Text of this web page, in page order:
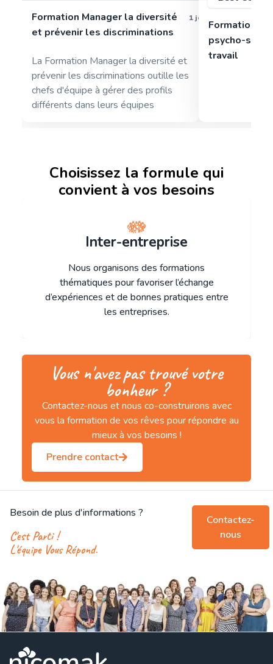
Formation Manager la diversité
et prévenir les discriminations
La Formation Manager la diversité et
prévenir les discriminations outille les
chefs d'équipe à gérer des profils
différents dans leurs équipes
1 jour
Formation
psycho-
travail
Choisissez la formule qui
convient à vos besoins
Inter-entreprise
Nous organisons des formations
thématiques pour favoriser l’échange
d’expériences et de bonnes pratiques entre
les entreprises.
Vous n'avez pas trouvé votre
bonheur ?
Contactez-nous et nous co-construirons avec
vous la formation de vos rêves pour répondre au
mieux à vos besoins !
Prendre contact
Besoin de plus d'informations ?
C'est Parti !
L'équipe Vous Répond.
Contactez-
nous